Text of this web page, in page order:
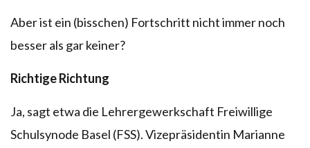
Aber ist ein (bisschen) Fortschritt nicht immer noch
besser als gar keiner?
Richtige Richtung
Ja, sagt etwa die Lehrergewerkschaft Freiwillige
Schulsynode Basel (FSS). Vizepräsidentin Marianne